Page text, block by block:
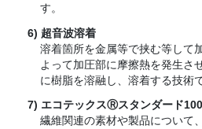
す。
超音波溶着
溶着箇所を金属等で挟む等して
よって加圧部に摩擦熱を発生さ
に樹脂を溶融し、溶着する技術
エコテックスⓇスタンダード
繊維関連の素材や製品について